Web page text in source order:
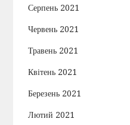
Серпень 2021
Червень 2021
Травень 2021
Квітень 2021
Березень 2021
Лютий 2021